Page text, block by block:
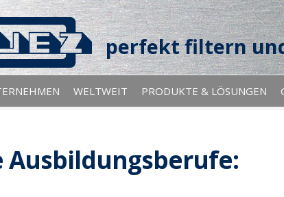
perfekt filtern
WELTWEIT PRODUKTE & LÖSUNGEN
Ausbildungsberufe: